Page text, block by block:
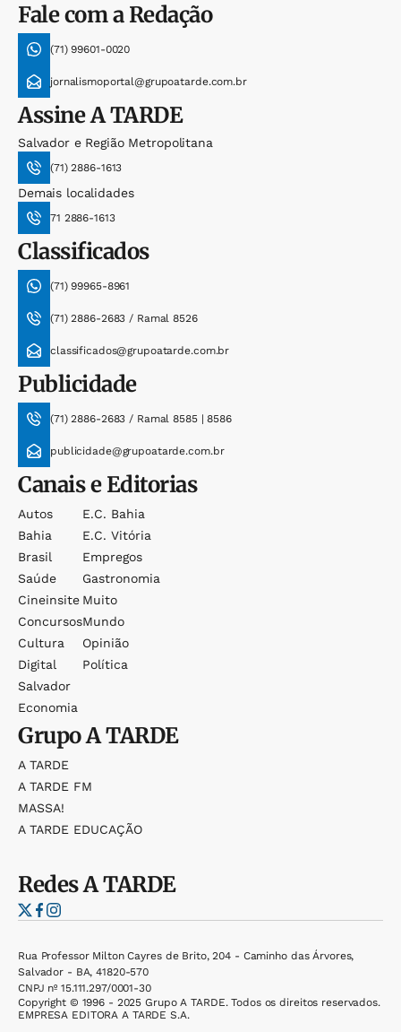
Fale com a Redação
(71) 99601-0020
jornalismoportal@grupoatarde.com.br
AssineA TARDE
Salvador e Região Metropolitana
(71) 2886-1613
Demais localidades
71 2886-1613
Classificados
(71) 99965-8961
(71) 2886-2683 / Ramal 8526
classificados@grupoatarde.com.br
Publicidade
(71) 2886-2683 / Ramal 8585 | 8586
publicidade@grupoatarde.com.br
Canais e Editorias
Autos
Bahia
Brasil
Saúde
Cineinsite
Concursos
Cultura
Digital
Salvador
Economia
E.c. Bahia
E.c. Vitória
Empregos
Gastronomia
Muito
Mundo
Opinião
Política
GrupoA TARDE
A TARDE
A TARDE FM
MASSA!
A TARDE EDUCAÇÃO
RedesA TARDE
Rua Professor Milton Cayres de Brito, 204 - Caminho das Árvores,
Salvador - BA, 41820-570
CNPJ nº 15.111.297/0001-30
Copyright © 1996 - 2025 Grupo A TARDE. Todos os direitos reservados.
EMPRESA EDITORA A TARDE S.A.